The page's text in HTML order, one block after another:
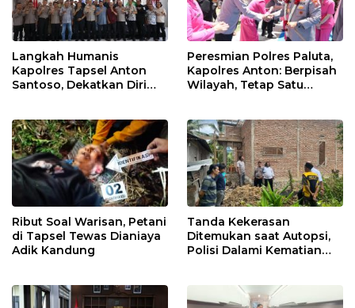
Langkah Humanis
Kapolres Tapsel Anton
Santoso, Dekatkan Diri
Peresmian Polres Paluta,
Kapolres Anton: Berpisah
Wilayah, Tetap Satu
Ribut Soal Warisan, Petani
di Tapsel Tewas Dianiaya
Adik Kandung
Tanda Kekerasan
Ditemukan saat Autopsi,
Polisi Dalami Kematian